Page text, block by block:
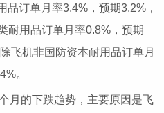
订单月率3.4%，预期3.2%，
耐用品订单月率0.8%，预期
飞机非国防资本耐用品订单月
。
的下跌趋势，主要原因是飞